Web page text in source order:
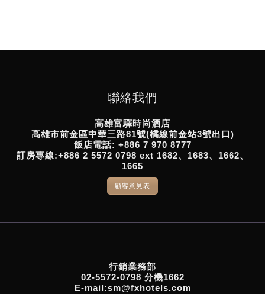
聯絡我們
高雄富驛時尚酒店
高雄市前金區中華三路81號(橘線前金站3號出口)
飯店電話: +886 7 970 8777
訂房專線:+886 2 5572 0798 ext 1682、1683、1662、
1665
顧客意見表
行銷業務部
02-5572-0798 分機1662
E-mail:sm@fxhotels.com